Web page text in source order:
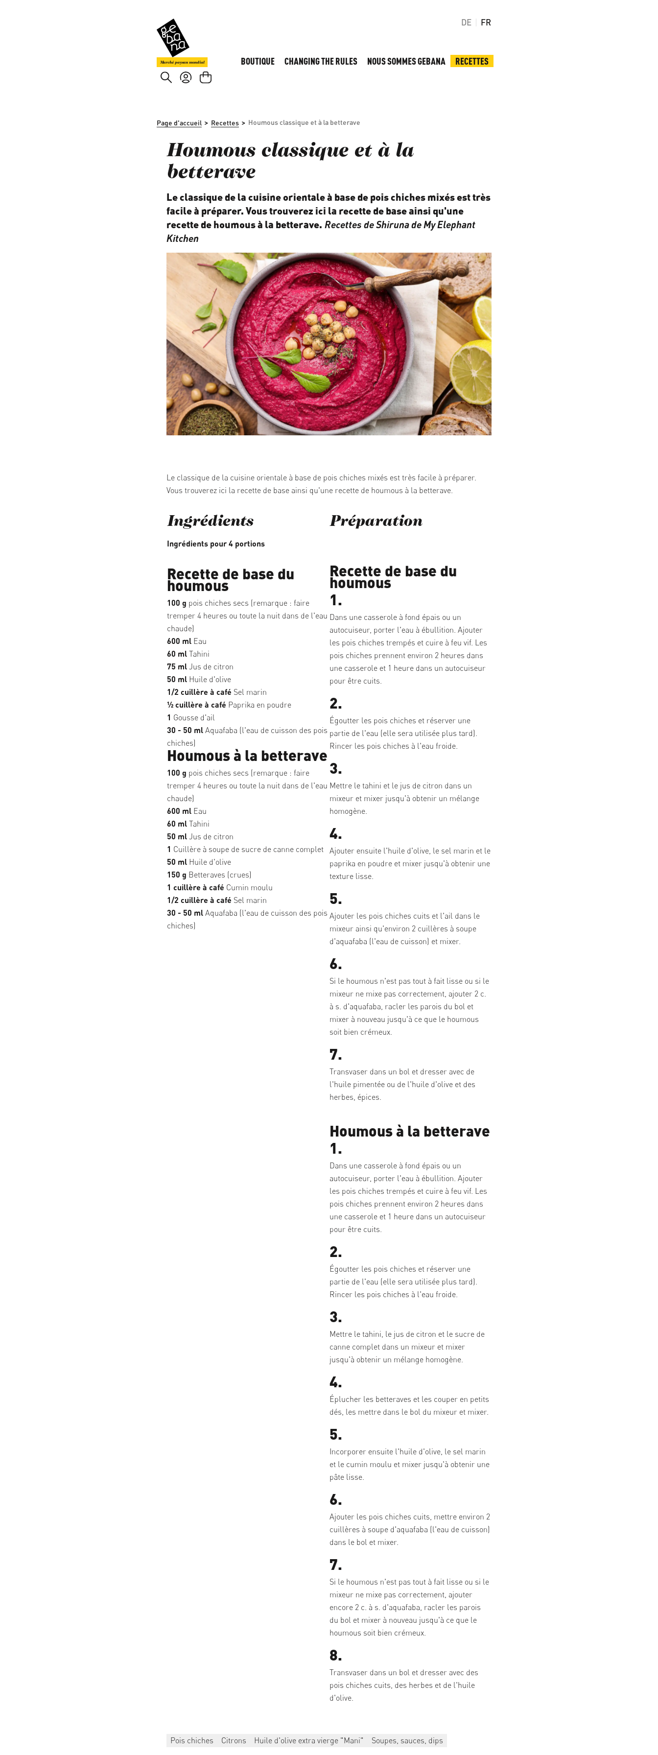
DE FR
Marché paysan mondial BOUTIQUE CHANGING THE RULES NOUS SOMMES GEBANA RECETTES
Page d'accueil > Recettes > Houmous classique et à la betterave
Houmous classique et à la
betterave
Le classique de la cuisine orientale à base de pois chiches mixés est très
facile à préparer. Vous trouverez ici la recette de base ainsi qu'une
recette de houmous à la betterave. Recettes de Shiruna deMy Elephant
Kitchen
Le classique de la cuisine orientale à base de pois chiches mixés est très facile à préparer.
Vous trouverez ici la recette de base ainsi qu'une recette de houmous à la betterave.
Ingrédients
Ingrédients pour 4 portions
Recette de base du
houmous
100 g pois chiches secs (remarque : faire
tremper 4 heures ou toute la nuit dans de l'eau
chaude)
600 ml Eau
60 ml Tahini
75 ml Jus de citron
50 ml Huile d'olive
1/2 cuillère à café Sel marin
1⁄2 cuillère à café Paprika en poudre
1 Gousse d'ail
30 - 50 ml Aquafaba (l'eau de cuisson des pois
chiches)
Houmous à la betterave
100 g pois chiches secs (remarque : faire
tremper 4 heures ou toute la nuit dans de l'eau
chaude)
600 ml Eau
60 ml Tahini
50 ml Jus de citron
1 Cuillère à soupe de sucre de canne complet
50 ml Huile d'olive
150 g Betteraves (crues)
1 cuillère à café Cumin moulu
1/2 cuillère à café Sel marin
30 - 50 ml Aquafaba (l'eau de cuisson des pois
chiches)
Préparation
Recette de base du
houmous
1.
Dans une casserole à fond épais ou un
autocuiseur, porter l'eau à ébullition. Ajouter
les pois chiches trempés et cuire à feu vif. Les
pois chiches prennent environ 2 heures dans
une casserole et 1 heure dans un autocuiseur
pour être cuits.
2.
Égoutter les pois chiches et réserver une
partie de l'eau (elle sera utilisée plus tard).
Rincer les pois chiches à l'eau froide.
3.
Mettre le tahini et le jus de citron dans un
mixeur et mixer jusqu'à obtenir un mélange
homogène.
4.
Ajouter ensuite l'huile d'olive, le sel marin et le
paprika en poudre et mixer jusqu'à obtenir une
texture lisse.
5.
Ajouter les pois chiches cuits et l'ail dans le
mixeur ainsi qu'environ 2 cuillères à soupe
d'aquafaba (l'eau de cuisson) et mixer.
6.
Si le houmous n'est pas tout à fait lisse ou si le
mixeur ne mixe pas correctement, ajouter 2 c.
à s. d'aquafaba, racler les parois du bol et
mixer à nouveau jusqu'à ce que le houmous
soit bien crémeux.
7.
Transvaser dans un bol et dresser avec de
l'huile pimentée ou de l'huile d'olive et des
herbes, épices.
Houmous à la betterave
1.
Dans une casserole à fond épais ou un
autocuiseur, porter l'eau à ébullition. Ajouter
les pois chiches trempés et cuire à feu vif. Les
pois chiches prennent environ 2 heures dans
une casserole et 1 heure dans un autocuiseur
pour être cuits.
2.
Égoutter les pois chiches et réserver une
partie de l'eau (elle sera utilisée plus tard).
Rincer les pois chiches à l'eau froide.
3.
Mettre le tahini, le jus de citron et le sucre de
canne complet dans un mixeur et mixer
jusqu'à obtenir un mélange homogène.
4.
Éplucher les betteraves et les couper en petits
dés, les mettre dans le bol du mixeur et mixer.
5.
Incorporer ensuite l'huile d'olive, le sel marin
et le cumin moulu et mixer jusqu'à obtenir une
pâte lisse.
6.
Ajouter les pois chiches cuits, mettre environ 2
cuillères à soupe d'aquafaba (l'eau de cuisson)
dans le bol et mixer.
7.
Si le houmous n'est pas tout à fait lisse ou si le
mixeur ne mixe pas correctement, ajouter
encore 2 c. à s. d'aquafaba, racler les parois
du bol et mixer à nouveau jusqu'à ce que le
houmous soit bien crémeux.
8.
Transvaser dans un bol et dresser avec des
pois chiches cuits, des herbes et de l'huile
d'olive.
Pois chiches Citrons Huile d'olive extra vierge "Mani" Soupes, sauces, dips